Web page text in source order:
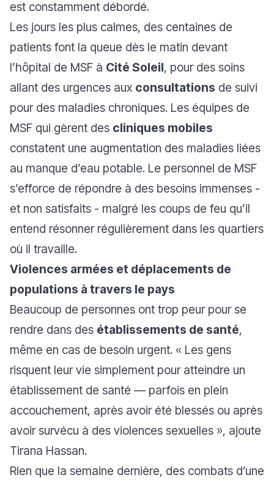
est constamment débordé.
Les jours les plus calmes, des centaines de
patients font la queue dès le matin devant
l’hôpital de MSF à Cité Soleil, pour des soins
allant des urgences aux consultations de suivi
pour des maladies chroniques. Les équipes de
MSF qui gèrent des cliniques mobiles
constatent une augmentation des maladies liées
au manque d’eau potable. Le personnel de MSF
s’efforce de répondre à des besoins immenses -
et non satisfaits - malgré les coups de feu qu’il
entend résonner régulièrement dans les quartiers
où il travaille.
Violences armées et déplacements de
populations à travers le pays
Beaucoup de personnes ont trop peur pour se
rendre dans des établissements de santé,
même en cas de besoin urgent. « Les gens
risquent leur vie simplement pour atteindre un
établissement de santé — parfois en plein
accouchement, après avoir été blessés ou après
avoir survécu à des violences sexuelles », ajoute
Tirana Hassan.
Rien que la semaine dernière, des combats d’une